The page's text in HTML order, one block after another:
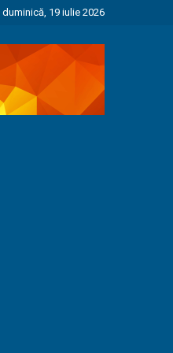
duminică, 19 iulie 2026